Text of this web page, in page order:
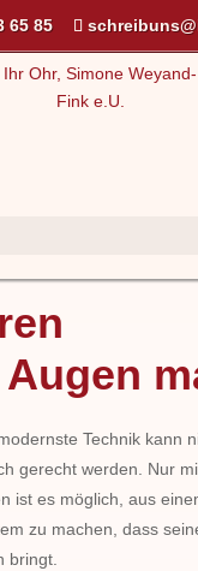
65 85
Technik kann
gerecht werden. Nur
ist es möglich, aus
zu machen, dass
bringt.